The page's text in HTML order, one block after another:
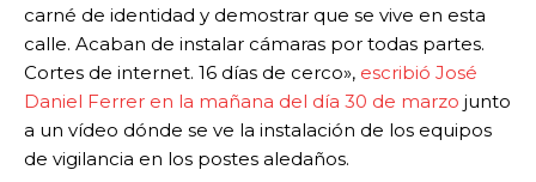
carné de identidad y demostrar que se vive en esta
calle. Acaban de instalar cámaras por todas partes.
Cortes de internet. 16 días de cerco», escribió José
Daniel Ferrer en la mañana del día 30 de marzo junto
a un vídeo dónde se ve la instalación de los equipos
de vigilancia en los postes aledaños.